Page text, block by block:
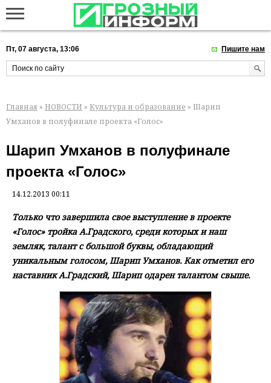
Пт, 07 августа, 13:06 Пишите нам
Главная » НОВОСТИ » Культура и образование » Шарип
Умханов в полуфинале проекта «Голос»
Шарип Умханов в полуфинале
проекта «Голос»
14.12.2013 00:11
Только что завершила свое выступление в проекте
«Голос» тройка А.Градского, среди которых и наш
земляк, талант с большой буквы, обладающий
уникальным голосом, Шарип Умханов. Как отметил его
наставник А.Градский, Шарип одарен талантом свыше.